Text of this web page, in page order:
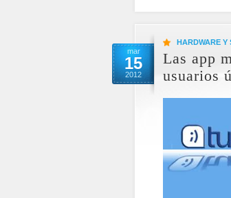
mar
15
2012
HARDWARE Y
Las app
usuarios